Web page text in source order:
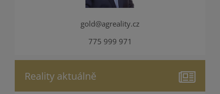
gold@agreality.cz
775 999 971
Reality aktuálně